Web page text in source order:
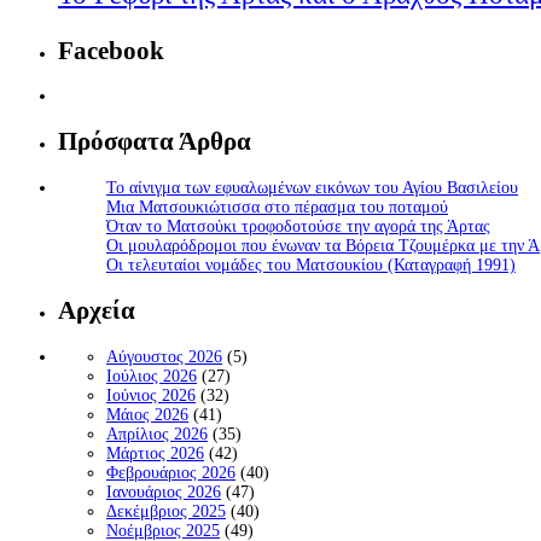
Facebook
Πρόσφατα Άρθρα
Το αίνιγμα των εφυαλωμένων εικόνων του Αγίου Βασιλείου
Μια Ματσουκιώτισσα στο πέρασμα του ποταμού
Όταν το Ματσούκι τροφοδοτούσε την αγορά της Άρτας
Οι μουλαρόδρομοι που ένωναν τα Βόρεια Τζουμέρκα με την
Οι τελευταίοι νομάδες του Ματσουκίου (Καταγραφή 1991)
Αρχεία
Αύγουστος 2026 (5)
Ιούλιος 2026 (27)
Ιούνιος 2026 (32)
Μάιος 2026 (41)
Απρίλιος 2026 (35)
Μάρτιος 2026 (42)
Φεβρουάριος 2026 (40)
Ιανουάριος 2026 (47)
Δεκέμβριος 2025 (40)
Νοέμβριος 2025 (49)